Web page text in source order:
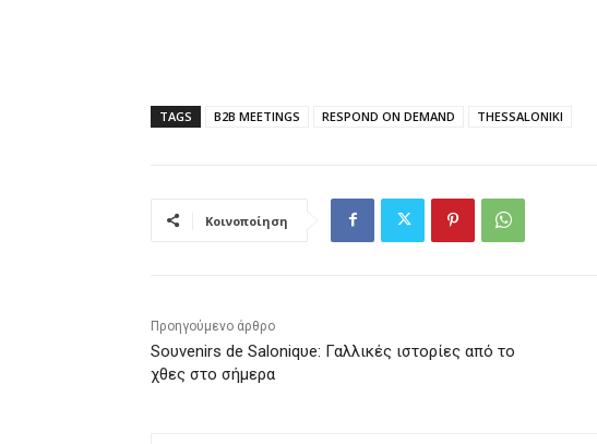
TAGS B2B MEETINGS RESPOND ON DEMAND THESSALONIKI
Κοινοποίηση
Προηγούμενο άρθρο
Soυvenirs de Saloniqυe: Γαλλικές ιστορίες από το
χθες στο σήμερα